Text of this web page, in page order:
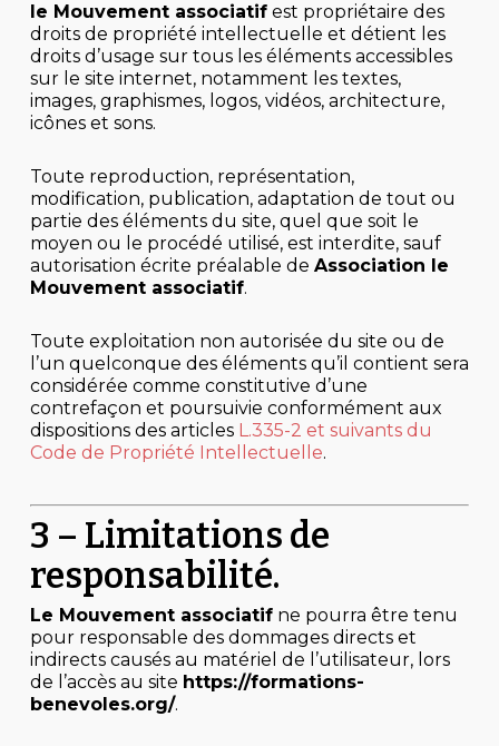
le Mouvement associatifest propriétaire des
droits de propriété intellectuelle et détient les
droits d’usage sur tous les éléments accessibles
sur le site internet, notamment les textes,
images, graphismes, logos, vidéos, architecture,
icônes et sons.
Toute reproduction, représentation,
modification, publication, adaptation de tout ou
partie des éléments du site, quel que soit le
moyen ou le procédé utilisé, est interdite, sauf
autorisation écrite préalable de Association le
Mouvement associatif.
Toute exploitation non autorisée du site ou de
l’un quelconque des éléments qu’il contient sera
considérée comme constitutive d’une
contrefaçon et poursuivie conformément aux
dispositions des articles L.335-2 et suivants du
Code de Propriété Intellectuelle.
3 – Limitations de
responsabilité.
Le Mouvement associatifne pourra être tenu
pour responsable des dommages directs et
indirects causés au matériel de l’utilisateur, lors
de l’accès au site https://formations-
benevoles.org/.